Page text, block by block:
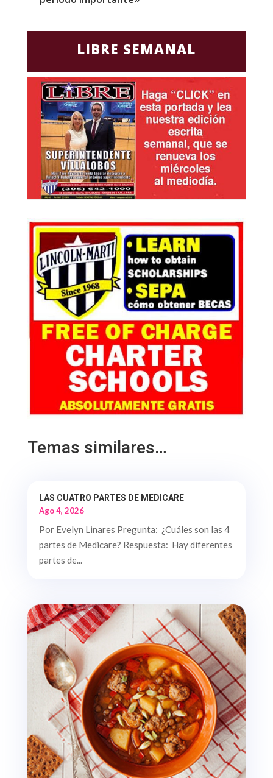
LIBRE SEMANAL
Temas similares…
LAS CUATRO PARTES DE MEDICARE
Ago 4, 2026
Por Evelyn Linares Pregunta: ¿Cuáles son las 4
partes de Medicare? Respuesta: Hay diferentes
partes de...